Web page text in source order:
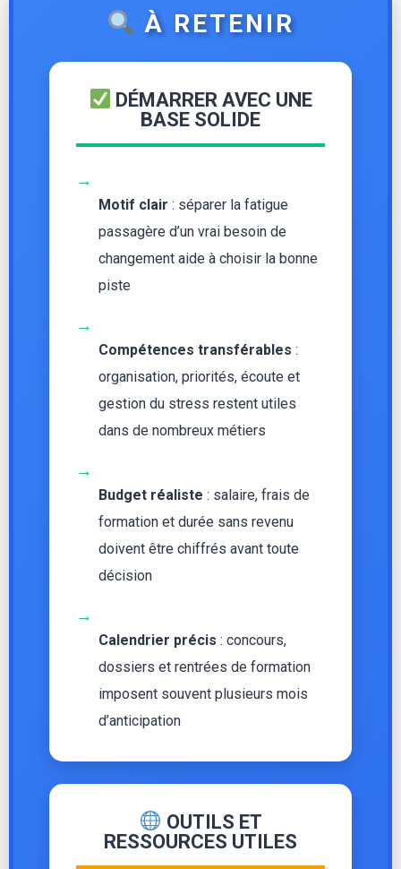
À RETENIR
DÉMARRER AVEC UNE
BASE SOLIDE
→
Motif clair : séparer la fatigue
passagère d’un vrai besoin de
changement aide à choisir la bonne
piste
→
Compétences transférables :
organisation, priorités, écoute et
gestion du stress restent utiles
dans de nombreux métiers
→
Budget réaliste : salaire, frais de
formation et durée sans revenu
doivent être chiffrés avant toute
décision
→
Calendrier précis : concours,
dossiers et rentrées de formation
imposent souvent plusieurs mois
d’anticipation
OUTILS ET
RESSOURCES UTILES